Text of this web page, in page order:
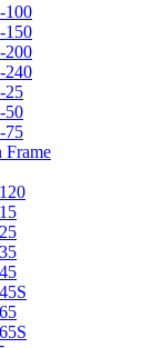
100
150
200
240
25
50
75